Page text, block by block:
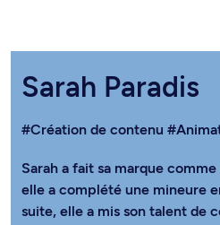
Sarah Paradis
#Création de contenu
Sarah a fait sa marque
elle a complété une mineure
suite, elle a mis son talent de